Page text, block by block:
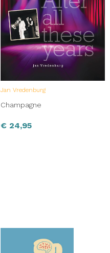
Jan Vredenburg
Champagne
€ 24,95